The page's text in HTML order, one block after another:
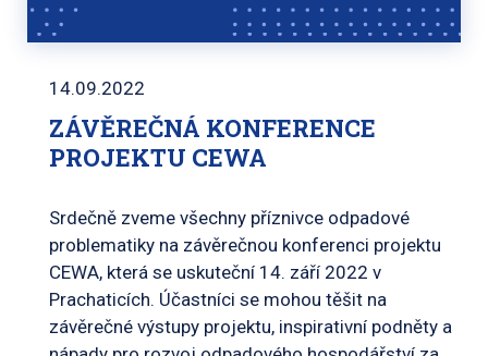
14.09.2022
ZÁVĚREČNÁ KONFERENCE
PROJEKTU CEWA
Srdečně zveme všechny příznivce odpadové
problematiky na závěrečnou konferenci projektu
CEWA, která se uskuteční 14. září 2022 v
Prachaticích. Účastníci se mohou těšit na
závěrečné výstupy projektu, inspirativní podněty a